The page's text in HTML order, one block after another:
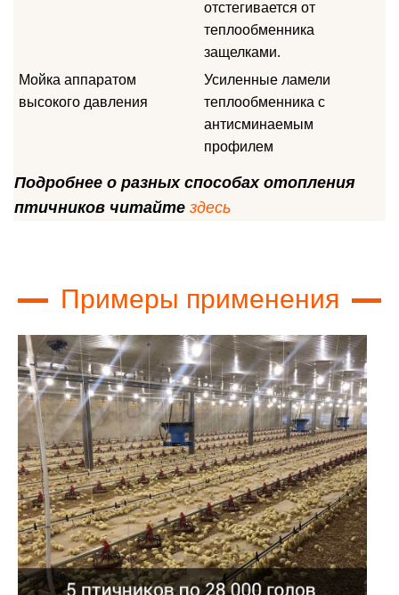
отстегивается от
теплообменника
защелками.
Мойка аппаратом
высокого давления
Усиленные ламели
теплообменника с
антисминаемым
профилем
Подробнее о разных способах отопления
птичников читайте здесь
Примеры применения